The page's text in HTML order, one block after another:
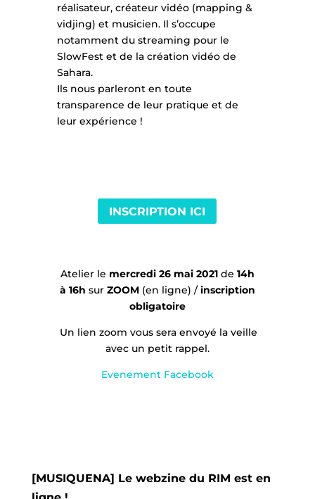
réalisateur, créateur vidéo (mapping &
vidjing) et musicien. Il s’occupe
notamment du streaming pour le
SlowFest et de la création vidéo de
Sahara.
Ils nous parleront en toute
transparence de leur pratique et de
leur expérience !
INSCRIPTION ICI
Atelier le mercredi 26 mai 2021de 14h
à 16h sur ZOOM(en ligne) / inscription
obligatoire
Un lien zoom vous sera envoyé la veille
avec un petit rappel.
Evenement Facebook
[MUSIQUENA] Le webzine du RIM est en